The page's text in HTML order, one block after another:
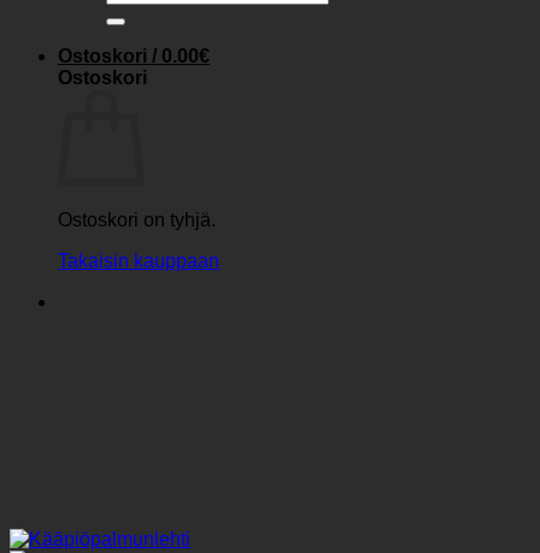
Ostoskori / 0.00€
Ostoskori
Ostoskori on tyhjä.
Takaisin kauppaan